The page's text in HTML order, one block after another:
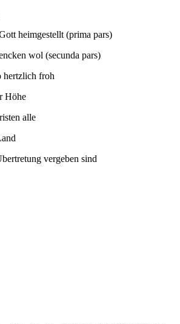
heimgestellt (prima pars)
wol (secunda pars)
hertzlich froh
Höhe
alle
vergeben sind